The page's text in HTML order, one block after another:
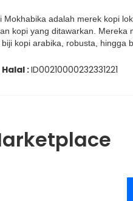
Mokhabika adalah merek kopi
kopi yang ditawarkan. Mereka
kopi arabika, robusta, hingga
Halal :ID00210000232331221